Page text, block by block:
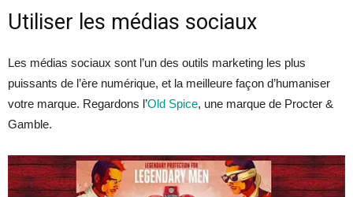
Utiliser les médias sociaux
Les médias sociaux sont l’un des outils marketing les plus
puissants de l’ère numérique, et la meilleure façon d’humaniser
votre marque. Regardons l’Old Spice, une marque de Procter &
Gamble.